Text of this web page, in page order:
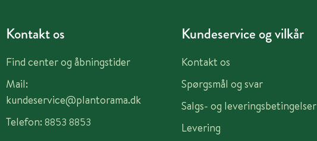
Kontakt os
Find center og åbningstider
Mail:
kundeservice@plantorama.dk
Telefon: 8853 8853
Kundeservice og vilkår
Kontakt os
Spørgsmål og svar
Salgs- og leveringsbetingelser
Levering